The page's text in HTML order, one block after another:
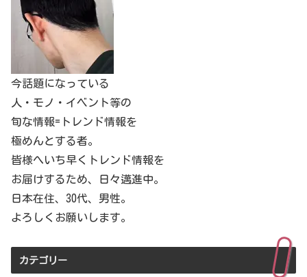
今話題になっている
人・モノ・イベント等の
旬な情報=トレンド情報を
極めんとする者。
皆様へいち早くトレンド情報を
お届けするため、日々邁進中。
日本在住、30代、男性。
よろしくお願いします。
カテゴリー